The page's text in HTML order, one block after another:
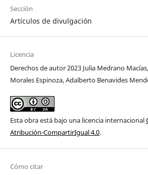
Sección
Artículos de divulgación
Licencia
Derechos de autor 2023 Julia Medrano
Morales Espinoza, Adalberto Benavides
Esta obra está bajo una licencia internacional
Atribución-CompartirIgual 4.0.
Cómo citar